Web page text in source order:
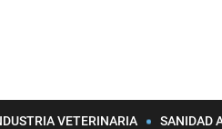
VETERINARIA SANIDAD